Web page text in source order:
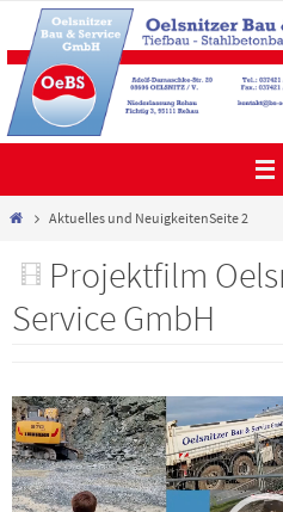
Inhalt
springen
StartAktuelles und NeuigkeitenSeite 2
Projektfilm
Service GmbH
Video-
Player